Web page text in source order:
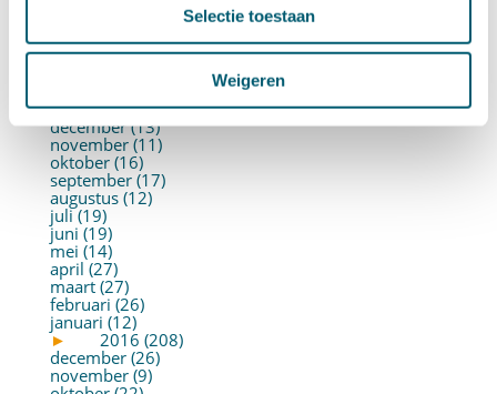
Selectie toestaan
Weigeren
april (22)
maart (10)
►
2017 (213)
december (13)
november (11)
oktober (16)
september (17)
augustus (12)
juli (19)
juni (19)
mei (14)
april (27)
maart (27)
februari (26)
januari (12)
►
2016 (208)
december (26)
november (9)